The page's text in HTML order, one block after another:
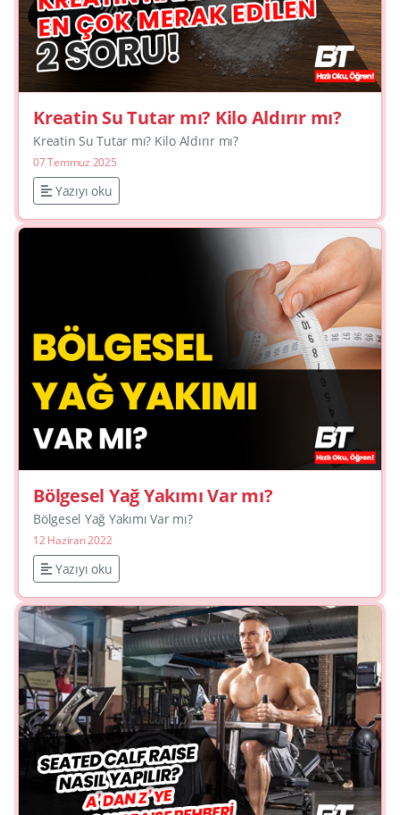
Kreatin Su Tutar mı? Kilo Aldırır mı?
Kreatin Su Tutar mı? Kilo Aldırır mı?
07 Temmuz 2025
Yazıyı oku
Bölgesel Yağ Yakımı Var mı?
Bölgesel Yağ Yakımı Var mı?
12 Haziran 2022
Yazıyı oku